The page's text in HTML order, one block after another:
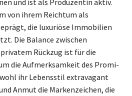
und ist als Produzentin aktiv.
von ihrem Reichtum als
die luxuriöse Immobilien
Die Balance zwischen
Rückzug ist für die
die Aufmerksamkeit des Promi-
ihr Lebensstil extravagant
Anmut die Markenzeichen, die